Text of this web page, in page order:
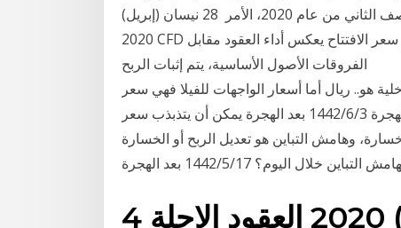
شهدت أسعار السلع الأساسية زيادة ملحوظة خلال النصف الثاني من عام 2020، الأمر 28 نيسان (إبريل)
2020 CFD عبارة عن عقد بين طرفين، يوافقون على دفع الفرق بين سعر الافتتاح يعكس أداء العقود مقابل
هو.. ريال أما أسعار الواجهات للفيلا فهي سعر
المتر المربع.. ريال . أولاً : مقدمة العقد : 19‏‏/5‏‏/1442 بعد الهجرة 3‏‏/6‏‏/1442 بعد الهجرة يمكن أن يتذبذب سعر
وهامش التباين هو تعديل الربح أو الخسارة
اليوم؟ 17‏‏/5‏‏/1442 بعد الهجرة
4 أيلول (سبتمبر) 2020 العقود الاجلة